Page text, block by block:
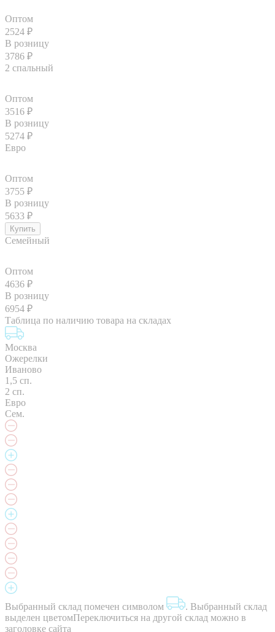
Оптом
2524 ₽
В розницу
3786 ₽
2 спальный
Оптом
3516 ₽
В розницу
5274 ₽
Евро
Оптом
3755 ₽
В розницу
5633 ₽
Семейный
Оптом
4636 ₽
В розницу
6954 ₽
Таблица по наличию товара на складах
Москва
Ожерелки
Иваново
1,5 сп.
2 сп.
Евро
Сем.
Выбранный склад помечен символом . Выбранный склад
выделен цветомПереключиться на другой склад можно в
заголовке сайта